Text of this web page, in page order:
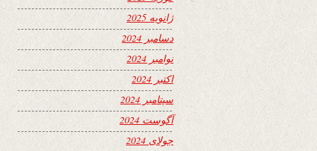
ژانویه 2025
دسامبر 2024
نوامبر 2024
اکتبر 2024
سپتامبر 2024
آگوست 2024
جولای 2024